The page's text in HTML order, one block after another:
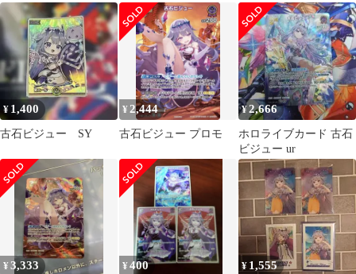
り 1514
¥ 1,400
古石ビジュー SY
¥ 2,444
古石ビジュー プロモ
¥2,666
ホロライブカード 古石
ビジュー ur
¥3,333 ¥400 ¥ 1,555